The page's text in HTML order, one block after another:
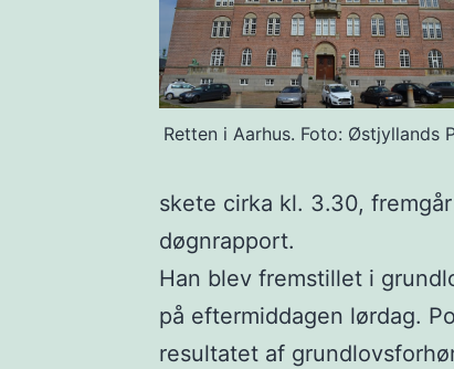
Retten i Aarhus. Foto: Østjyllands
skete cirka kl. 3.30,
døgnrapport.
Han blev fremstillet i
på eftermiddagen lørdag.
resultatet af